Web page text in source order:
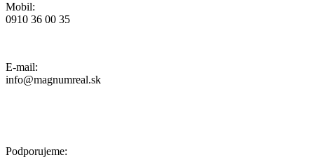
Mobil:
0910 36 00 35
E-mail:
info@magnumreal.sk
Podporujeme: